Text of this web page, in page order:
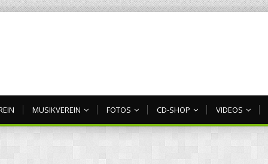
MUSIKVEREIN FOTOS CD-SHOP VIDEOS